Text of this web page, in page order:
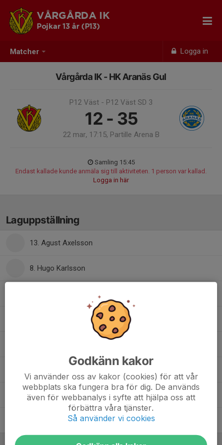
Matcher Logga in
VÅRGÅRDA IK
Pojkar 13 år (P13)
Vårgårda IK - HK Aranäs Gul
P12 Väst - P12 Väst SD 3
12 - 35
22 mar, 17:15, Partille Arena B
Samling 15:45
Endast kallade kunde anmäla sig till aktiviteten. 1 person var kallad.
Logga in här
Laguppställning
13. Agust Axelsson
8. Hugo Karlsson
9. Milton Falkenberg
17. William Dahl Blom
Godkänn kakor
Vi använder oss av kakor (cookies) för att vår
webbplats ska fungera bra för dig. De används
även för webbanalys i syfte att hjälpa oss att
förbättra våra tjänster.
Så använder vi cookies